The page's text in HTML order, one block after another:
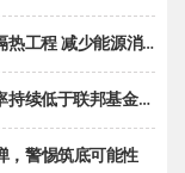
工程 减少能源消耗
联邦基金利率目标区间
，警惕筑底可能性